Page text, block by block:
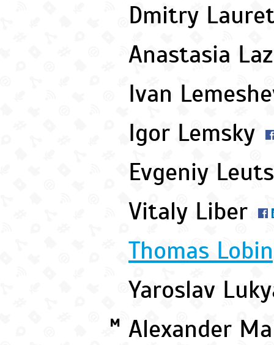
Dmitry
Anastasia
Ivan
Igor Lemsky
Evgeniy
Vitaly Liber
Thomas
Yaroslav
M
Alexander